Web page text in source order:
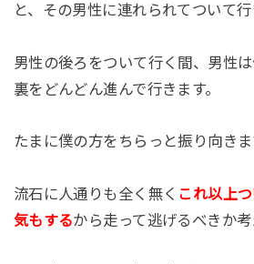
と、その男性に連れられてついて行
男性の後ろをついて行く間、男性
裏をどんどん進んで行きます。
たまに僕の方をちらっと振り向き
流石に人通りも全く無く これ以上
気もするから走って逃げるべきか